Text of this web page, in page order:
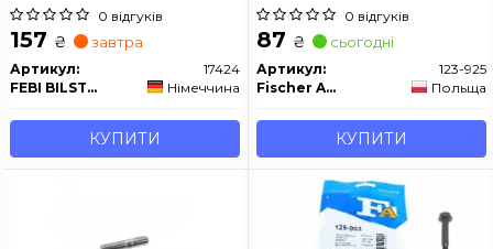
0 відгуків
157 ₴ завтра
Артикул:
17424
FEBI BILSTEIN
Німеччина
КУПИТИ
0 відгуків
87 ₴ сьогодні
Артикул:
123-925
Fischer Automotive One (FA1)
Польща
КУПИТИ